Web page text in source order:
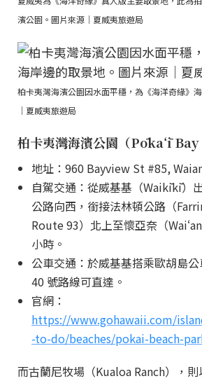
濱公園。圖片來源｜夏威夷旅遊局
柏卡夷灣海濱公園因水面平穩，為《海洋奇緣》
｜夏威夷旅遊局
柏卡夷灣海濱公園（Pōkaʻī
地址：960 Bayview St #85,
自駕交通：從威基基（Waikīkī）
公路向西，銜接法林頓公路（
Route 93）北上至懷亞奈（
小時。
公車交通：於威基基搭乘歐胡島公
40 號路線可直達。
官網：
https://www.gohawaii.com/
-to-do/beaches/pokai-beach-
而古蘭尼牧場（Kualoa Ranch），